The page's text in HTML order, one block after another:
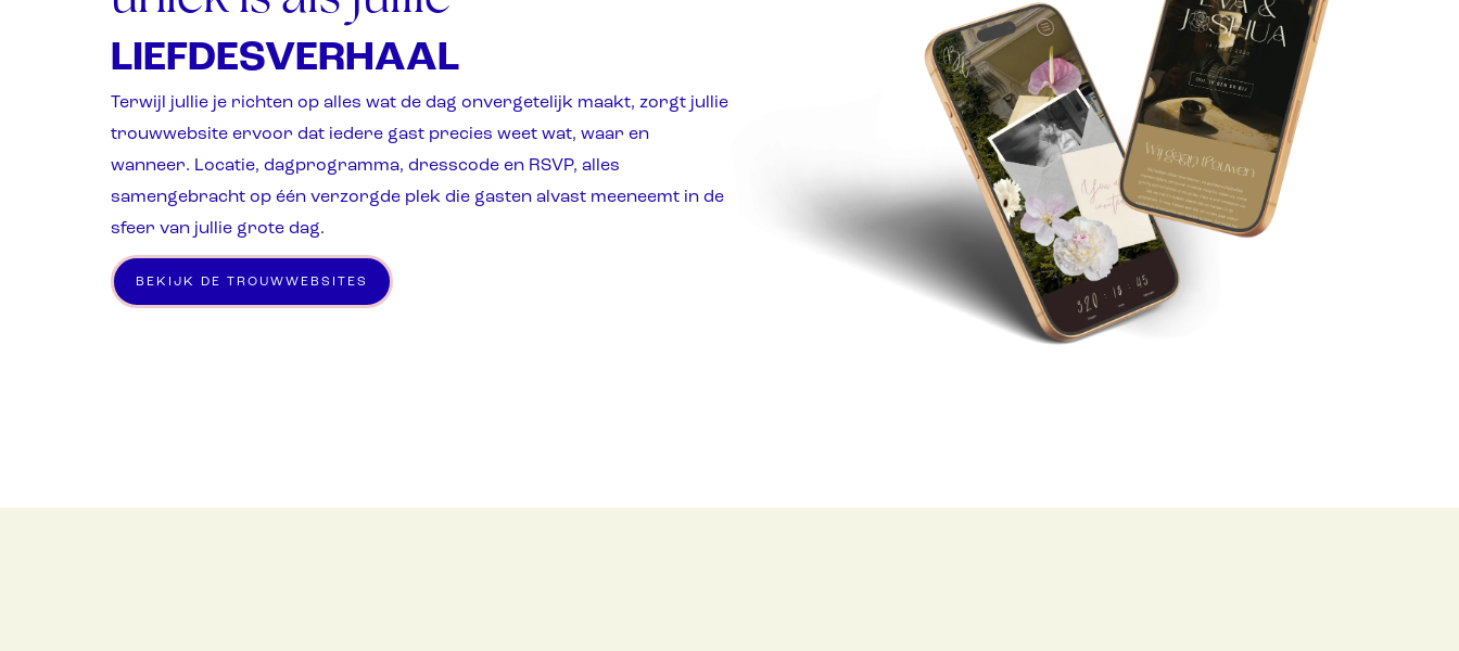
LIEFDESVERHAAL
Terwijl jullie je richten op alles wat de dag onvergetelijk maakt, zorgt jullie
trouwwebsite ervoor dat iedere gast precies weet wat, waar en
wanneer. Locatie, dagprogramma, dresscode en RSVP, alles
samengebracht op één verzorgde plek die gasten alvast meeneemt in de
sfeer van jullie grote dag.
BEKIJK DE TROUWWEBSITES